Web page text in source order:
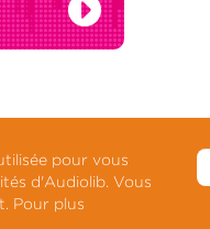
pour vous
d'Audiolib. Vous
Pour plus